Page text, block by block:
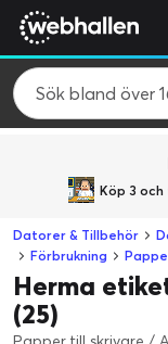
Köp 3
Datorer & Tillbehör
Förbrukning
Herma
(25)